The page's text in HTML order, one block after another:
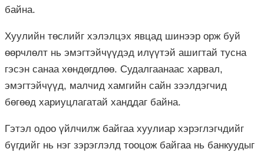
байна.
Хуулийн төслийг хэлэлцэх явцад шинээр орж буй
өөрчлөлт нь эмэгтэйчүүдэд илүүтэй ашигтай тусна
гэсэн санаа хөндөгдлөө. Судалгаанаас харвал,
эмэгтэйчүүд, малчид хамгийн сайн зээлдэгчид
бөгөөд хариуцлагатай ханддаг байна.
Гэтэл одоо үйлчилж байгаа хуулиар хэрэглэгчдийг
бүгдийг нь нэг зэрэглэлд тооцож байгаа нь банкуудыг